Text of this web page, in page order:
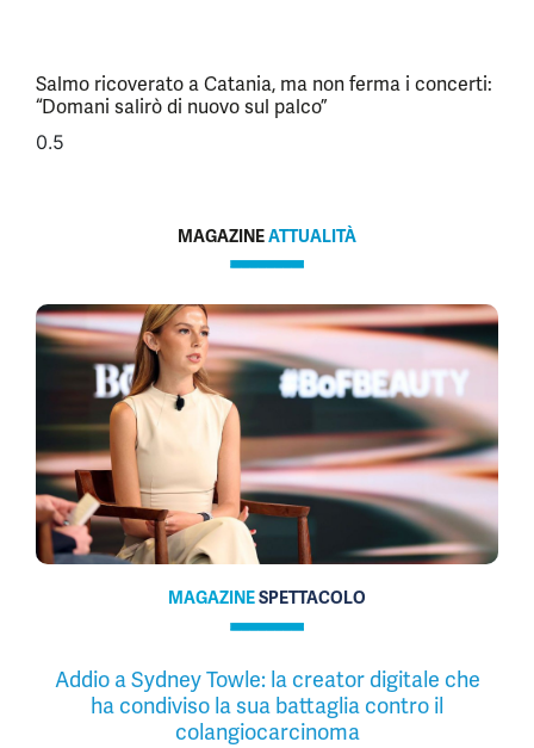
Salmo ricoverato a Catania, ma non ferma i concerti:
“Domani salirò di nuovo sul palco”
MAGAZINEATTUALITÀ
MAGAZINESPETTACOLO
Addio a Sydney Towle: la creator digitale che
ha condiviso la sua battaglia contro il
colangiocarcinoma